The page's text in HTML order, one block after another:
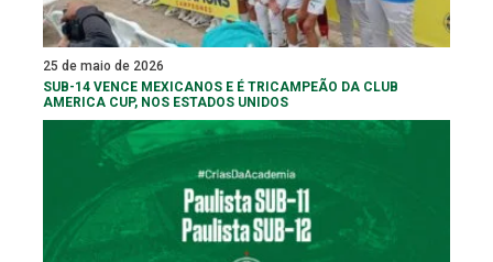
25 de maio de 2026
SUB-14 VENCE MEXICANOS E É TRICAMPEÃO DA CLUB
AMERICA CUP, NOS ESTADOS UNIDOS